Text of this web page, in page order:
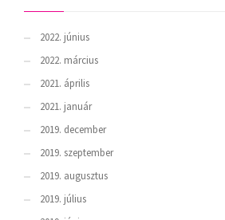
2022. június
2022. március
2021. április
2021. január
2019. december
2019. szeptember
2019. augusztus
2019. július